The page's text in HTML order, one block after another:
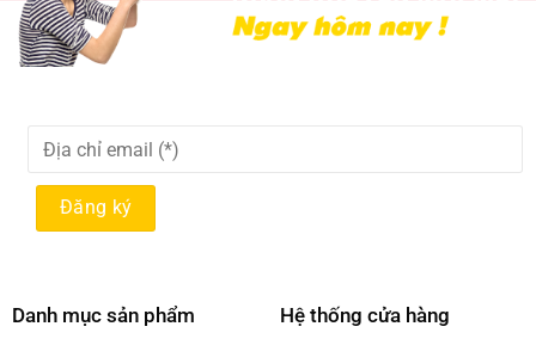
Danh mục sản phẩm Hệ thống cửa hàng